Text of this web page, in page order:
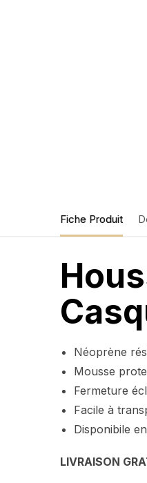
Fiche Produit
Néoprène
Mousse
Fermeture
Facile à
Disponibile
LIVRAISON